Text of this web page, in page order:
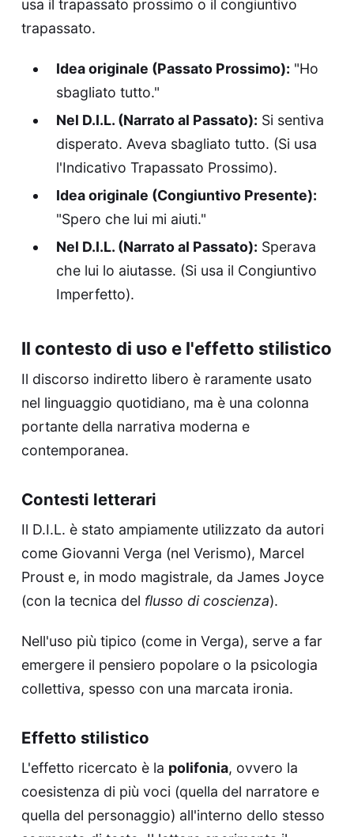
usa il trapassato prossimo o il congiuntivo
trapassato.
Idea originale (Passato Prossimo): "Ho
sbagliato tutto."
Nel D.I.L. (Narrato al Passato): Si sentiva
disperato. Aveva sbagliato tutto. (Si usa
l'Indicativo Trapassato Prossimo).
Idea originale (Congiuntivo Presente):
"Spero che lui mi aiuti."
Nel D.I.L. (Narrato al Passato): Sperava
che lui lo aiutasse. (Si usa il Congiuntivo
Imperfetto).
Il contesto di uso e l'effetto stilistico
Il discorso indiretto libero è raramente usato
nel linguaggio quotidiano, ma è una colonna
portante della narrativa moderna e
contemporanea.
Contesti letterari
Il D.I.L. è stato ampiamente utilizzato da autori
come Giovanni Verga (nel Verismo), Marcel
Proust e, in modo magistrale, da James Joyce
(con la tecnica del flusso di coscienza).
Nell'uso più tipico (come in Verga), serve a far
emergere il pensiero popolare o la psicologia
collettiva, spesso con una marcata ironia.
Effetto stilistico
L'effetto ricercato è la polifonia, ovvero la
coesistenza di più voci (quella del narratore e
quella del personaggio) all'interno dello stesso